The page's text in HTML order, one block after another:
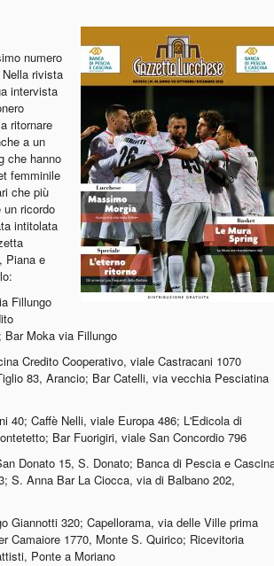
numero
rivista
intervista
ritornare
a un
che hanno
femminile
che più
ricordo
intitolata
Piana e
Fillungo
Bar Moka via Fillungo
Credito Cooperativo, viale Castracani 1070
83, Arancio; Bar Catelli, via vecchia Pesciatina
40; Caffè Nelli, viale Europa 486; L'Edicola di
Bar Fuorigiri, viale San Concordio 796
Donato 15, S. Donato; Banca di Pescia e
S. Anna Bar La Ciocca, via di Balbano 202,
Giannotti 320; Capellorama, via delle Ville prima
Camaiore 1770, Monte S. Quirico; Ricevitoria
Ponte a Moriano